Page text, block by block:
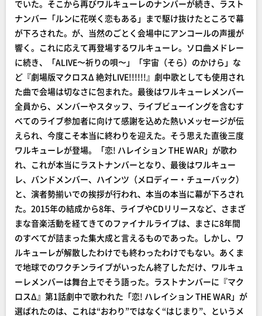
でいた。そこから再びワルキューレのナンバーが続き、ラスト
ナンバー「ルンに花咲く恋もある」まで駆け抜けたところで幕
が下ろされた。が、当然のごとく会場中にアンコールの声援が
響く。これに応えて再登場するワルキューレ。ソロ曲メドレー
に続き、「ALIVE〜祈りの唄〜」「宇宙（そら）のかけら」な
ど『劇場版マクロスΔ 絶対LIVE!!!!!!』劇中歌としても使用され
た曲で会場は切なさに包まれた。最後はワルキューレメンバー
全員から、メンバーやスタッフ、ライブビューイングを含むす
べてのライブ参加者に向けて感謝を込めた熱いメッセージが伝
えられ、今度こそ本当に終わりを迎えた。そう思えた直後三度
ワルキューレが登場。「恋! ハレイション THE WAR」が歌わ
れ、これが本当にラストナンバーとなり、最後はワルキュー
レ、バンドメンバー、ハインツ（メロディー・チューバック）
と、演者勢揃いでの挨拶が行われ、本当の本当に幕が下ろされ
た。2015年の結成から8年、ライブやCDリリースなど、さまざ
まな音楽活動を経てきてのファイナルライブは、まさに8年間
のすべてが詰まった集大成と言えるものであった。しかし、ワ
ルキューレが解散したわけでも終わったわけでもない。あくま
で地球でのワクチンライブがいったん終了しただけ、ワルキュ
ーレメンバーは舞台上でそう語った。ラストナンバーに『マク
ロスΔ』第1話劇中で歌われた「恋! ハレイション THE WAR」が
選ばれたのは、これは“おわり”ではなく“はじまり”、というメ